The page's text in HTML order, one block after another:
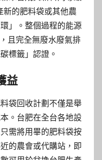
新的肥料袋或其他農
」。整個過程的能源
且完全無廢水廢氣排
標籤」認證。
益
袋回收計劃不僅是舉
。台肥在全台各地設
需將用畢的肥料袋按
的農會或代購站，即